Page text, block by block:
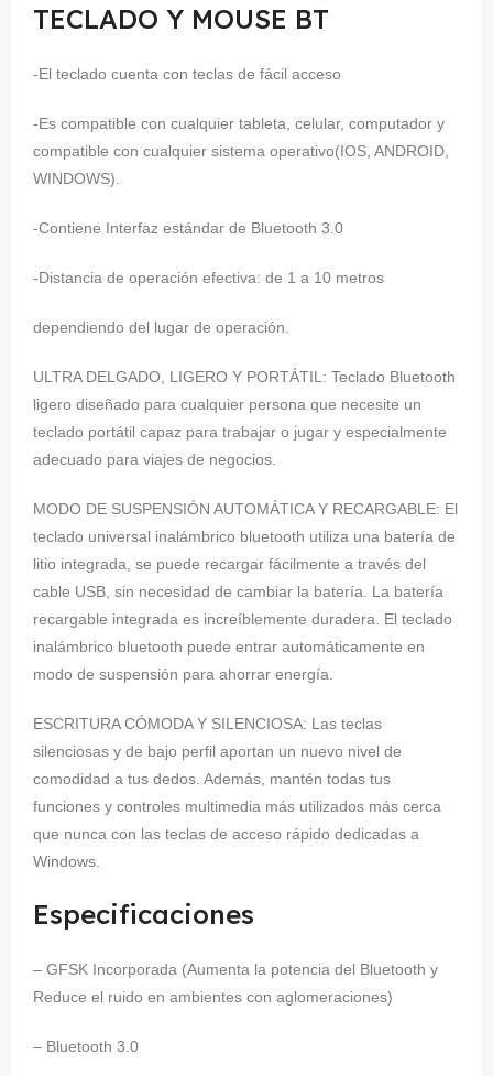
TECLADO Y MOUSE BT
-El teclado cuenta con teclas de fácil acceso
-Es compatible con cualquier tableta, celular, computador y
compatible con cualquier sistema operativo(IOS, ANDROID,
WINDOWS).
-Contiene Interfaz estándar de Bluetooth 3.0
-Distancia de operación efectiva: de 1 a 10 metros
dependiendo del lugar de operación.
ULTRA DELGADO, LIGERO Y PORTÁTIL: Teclado Bluetooth
ligero diseñado para cualquier persona que necesite un
teclado portátil capaz para trabajar o jugar y especialmente
adecuado para viajes de negocios.
MODO DE SUSPENSIÓN AUTOMÁTICA Y RECARGABLE: El
teclado universal inalámbrico bluetooth utiliza una batería de
litio integrada, se puede recargar fácilmente a través del
cable USB, sin necesidad de cambiar la batería. La batería
recargable integrada es increíblemente duradera. El teclado
inalámbrico bluetooth puede entrar automáticamente en
modo de suspensión para ahorrar energía.
ESCRITURA CÓMODA Y SILENCIOSA: Las teclas
silenciosas y de bajo perfil aportan un nuevo nivel de
comodidad a tus dedos. Además, mantén todas tus
funciones y controles multimedia más utilizados más cerca
que nunca con las teclas de acceso rápido dedicadas a
Windows.
Especificaciones
– GFSK Incorporada (Aumenta la potencia del Bluetooth y
Reduce el ruido en ambientes con aglomeraciones)
– Bluetooth 3.0